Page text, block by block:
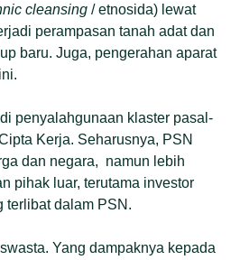
cleansing / etnosida) lewat
perampasan tanah adat dan
baru. Juga, pengerahan aparat
penyalahgunaan klaster pasal-
Kerja. Seharusnya, PSN
dan negara, namun lebih
pihak luar, terutama investor
terlibat dalam PSN.
Yang dampaknya kepada